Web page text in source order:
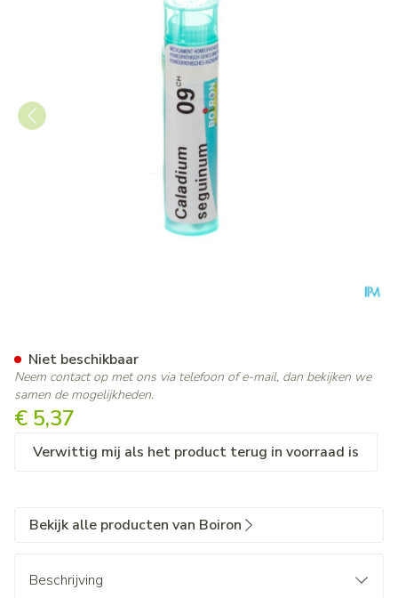
€ 5,37
Verwittig mij als het product terug in voorraad is
Niet beschikbaar
Neem contact op met ons via telefoon of e-mail, dan bekijken we
samen de mogelijkheden.
Bekijk alle producten van Boiron
Beschrijving